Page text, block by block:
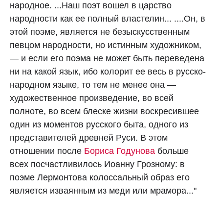
народное. ...Наш поэт вошел в царство
народности как ее полный властелин... ....Он, в
этой поэме, является не безыскусственным
певцом народности, но истинным художником,
— и если его поэма не может быть переведена
ни на какой язык, ибо колорит ее весь в русско-
народном языке, то тем не менее она —
художественное произведение, во всей
полноте, во всем блеске жизни воскресившее
один из моментов русского быта, одного из
представителей древней Руси. В этом
отношении после Бориса Годунова больше
всех посчастливилось Иоанну Грозному: в
поэме Лермонтова колоссальный образ его
является изваянным из меди или мрамора..."